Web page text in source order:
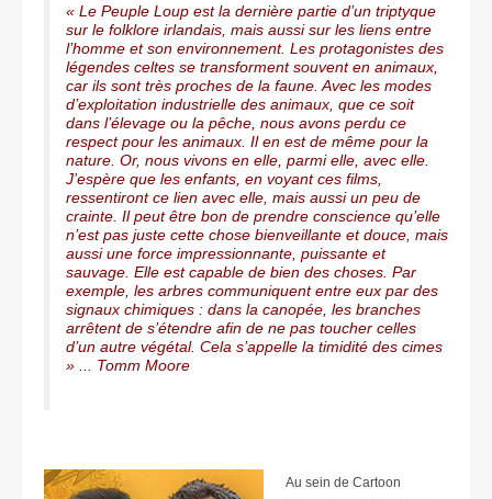
« Le Peuple Loup est la dernière partie d’un triptyque
sur le folklore irlandais, mais aussi sur les liens entre
l’homme et son environnement. Les protagonistes des
légendes celtes se transforment souvent en animaux,
car ils sont très proches de la faune. Avec les modes
d’exploitation industrielle des animaux, que ce soit
dans l’élevage ou la pêche, nous avons perdu ce
respect pour les animaux. Il en est de même pour la
nature. Or, nous vivons en elle, parmi elle, avec elle.
J’espère que les enfants, en voyant ces films,
ressentiront ce lien avec elle, mais aussi un peu de
crainte. Il peut être bon de prendre conscience qu’elle
n’est pas juste cette chose bienveillante et douce, mais
aussi une force impressionnante, puissante et
sauvage. Elle est capable de bien des choses. Par
exemple, les arbres communiquent entre eux par des
signaux chimiques : dans la canopée, les branches
arrêtent de s’étendre afin de ne pas toucher celles
d’un autre végétal. Cela s’appelle la timidité des cimes
» ... Tomm Moore
Au sein de Cartoon